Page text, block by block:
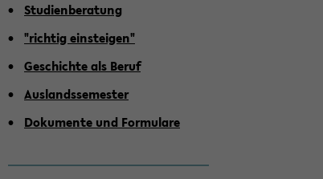
Stu­di­en­be­ra­tung
"rich­tig ein­stei­gen"
Ge­schich­te als Beruf
Aus­lands­se­mes­ter
Do­ku­men­te und For­mu­la­re